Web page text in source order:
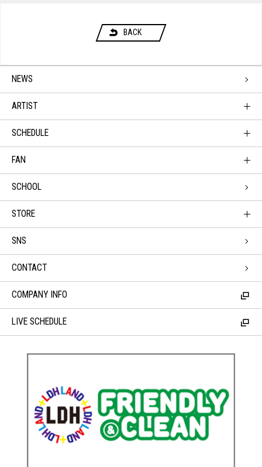
BACK
NEWS
ARTIST
SCHEDULE
FAN
SCHOOL
STORE
SNS
CONTACT
COMPANY INFO
LIVE SCHEDULE